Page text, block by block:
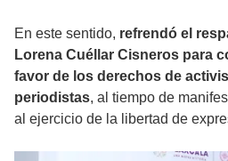
En este sentido, refrendó el
Lorena Cuéllar Cisneros para
favor de los derechos de
periodistas, al tiempo de
al ejercicio de la libertad de